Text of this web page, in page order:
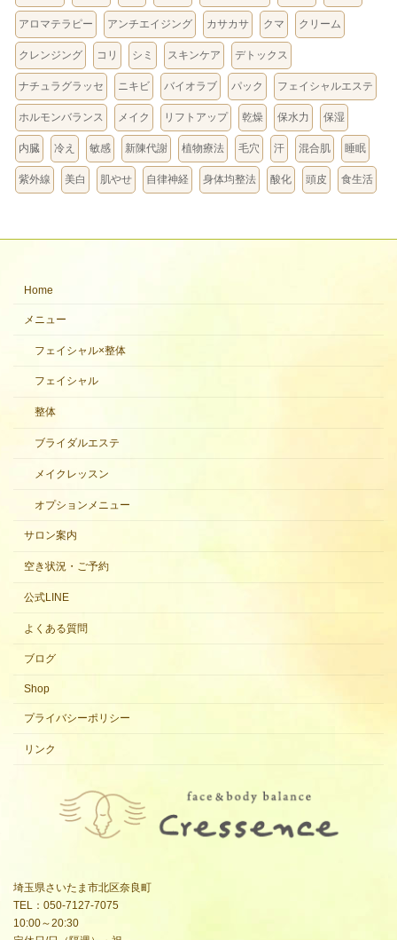
アロマテラピー アンチエイジング カサカサ クマ クリーム
クレンジング コリ シミ スキンケア デトックス
ナチュラグラッセ ニキビ バイオラブ パック フェイシャルエステ
ホルモンバランス メイク リフトアップ 乾燥 保水力 保湿
内臓 冷え 敏感 新陳代謝 植物療法 毛穴 汗 混合肌 睡眠
紫外線 美白 肌やせ 自律神経 身体均整法 酸化 頭皮 食生活
Home
メニュー
フェイシャル×整体
フェイシャル
整体
ブライダルエステ
メイクレッスン
オプションメニュー
サロン案内
空き状況・ご予約
公式LINE
よくある質問
ブログ
Shop
プライバシーポリシー
リンク
埼玉県さいたま市北区奈良町
TEL：050-7127-7075
10:00～20:30